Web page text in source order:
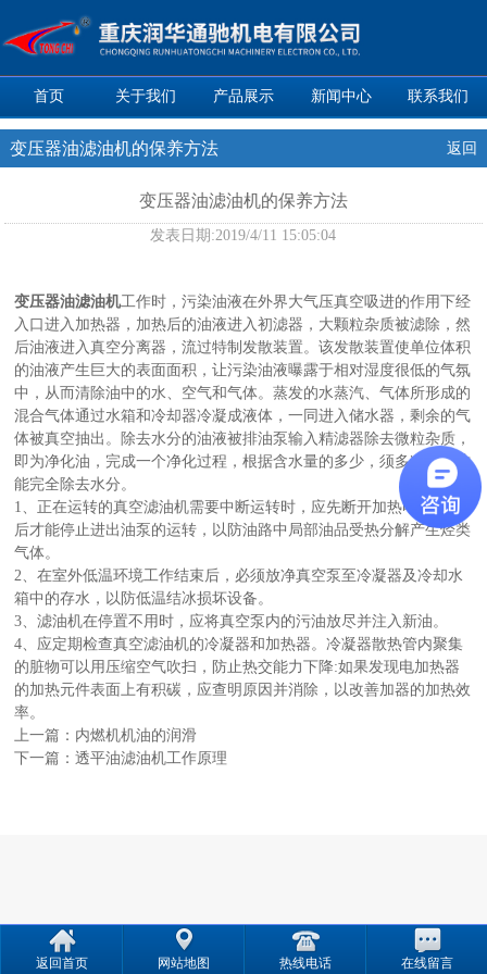
首页 关于我们 产品展示 新闻中心 联系我们
变压器油滤油机的保养方法 返回
变压器油滤油机的保养方法
发表日期:2019/4/11 15:05:04
变压器油滤油机工作时，污染油液在外界大气压真空吸进的作用下经
入口进入加热器，加热后的油液进入初滤器，大颗粒杂质被滤除，然
后油液进入真空分离器，流过特制发散装置。该发散装置使单位体积
的油液产生巨大的表面面积，让污染油液曝露于相对湿度很低的气氛
中，从而清除油中的水、空气和气体。蒸发的水蒸汽、气体所形成的
混合气体通过水箱和冷却器冷凝成液体，一同进入储水器，剩余的气
体被真空抽出。除去水分的油液被排油泵输入精滤器除去微粒杂质，
即为净化油，完成一个净化过程，根据含水量的多少，须多次循环才
能完全除去水分。
1、正在运转的真空滤油机需要中断运转时，应先断开加热电源5min
后才能停止进出油泵的运转，以防油路中局部油品受热分解产生烃类
气体。
2、在室外低温环境工作结束后，必须放净真空泵至冷凝器及冷却水
箱中的存水，以防低温结冰损坏设备。
3、滤油机在停置不用时，应将真空泵内的污油放尽并注入新油。
4、应定期检查真空滤油机的冷凝器和加热器。冷凝器散热管内聚集
的脏物可以用压缩空气吹扫，防止热交能力下降:如果发现电加热器
的加热元件表面上有积碳，应查明原因并消除，以改善加器的加热效
率。
上一篇： 内燃机机油的润滑
下一篇：透平油滤油机工作原理
返回首页 网站地图 热线电话 在线留言